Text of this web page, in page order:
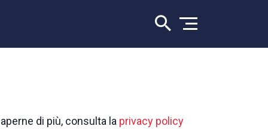
di più, consulta la privacy policy